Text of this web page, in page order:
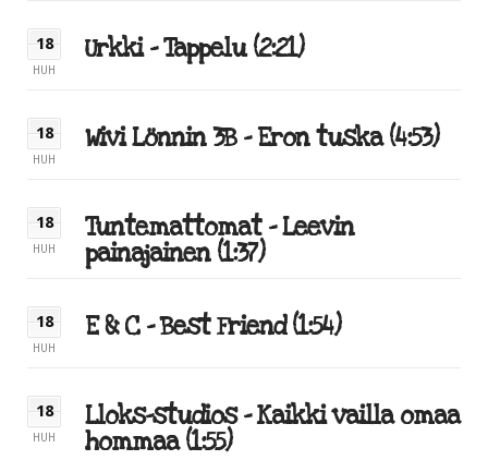
18
HUH
Urkki – Tappelu (2:21)
18
HUH
Wivi Lönnin 3B – Eron tuska (4:53)
18
HUH
Tuntemattomat – Leevin
painajainen (1:37)
18
HUH
E & C – Best Friend (1:54)
18
HUH
Lloks-studios – Kaikki vailla omaa
hommaa (1:55)